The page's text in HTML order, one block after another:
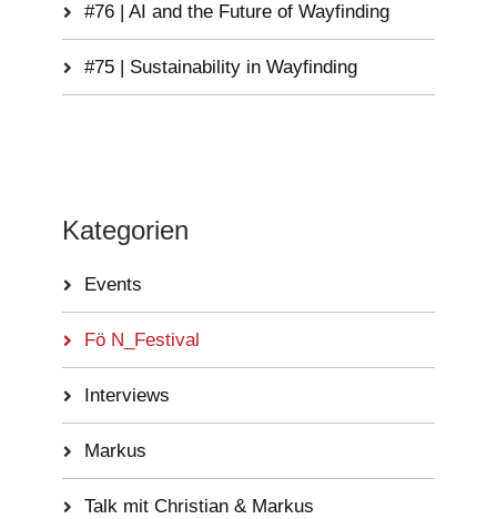
#76 | AI and the Future of Wayfinding
#75 | Sustainability in Wayfinding
Kategorien
Events
Fö N_Festival
Interviews
Markus
Talk mit Christian & Markus